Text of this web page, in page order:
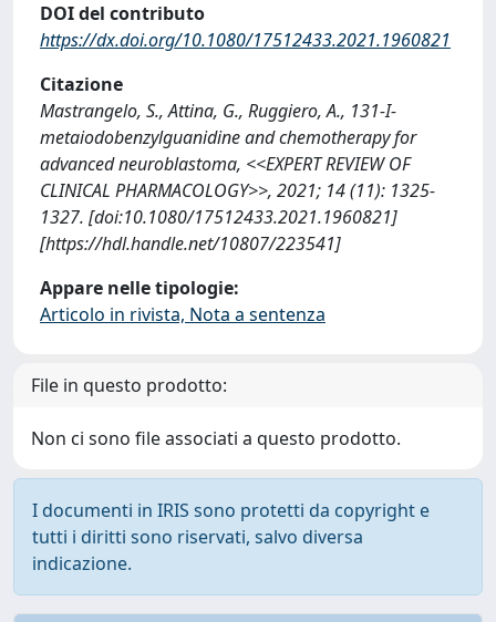
DOI del contributo
https://dx.doi.org/10.1080/17512433.2021.1960821
Citazione
Mastrangelo, S., Attina, G., Ruggiero, A., 131-I-
metaiodobenzylguanidine and chemotherapy for
advanced neuroblastoma, <<EXPERT REVIEW OF
CLINICAL PHARMACOLOGY>>, 2021; 14 (11): 1325-
1327. [doi:10.1080/17512433.2021.1960821]
[https://hdl.handle.net/10807/223541]
Appare nelle tipologie:
Articolo in rivista, Nota a sentenza
File in questo prodotto:
Non ci sono file associati a questo prodotto.
I documenti in IRIS sono protetti da copyright e
tutti i diritti sono riservati, salvo diversa
indicazione.